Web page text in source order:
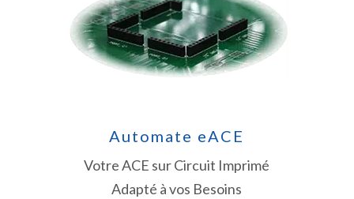
Automate eACE
Votre ACE sur Circuit Imprimé
Adapté à vos Besoins